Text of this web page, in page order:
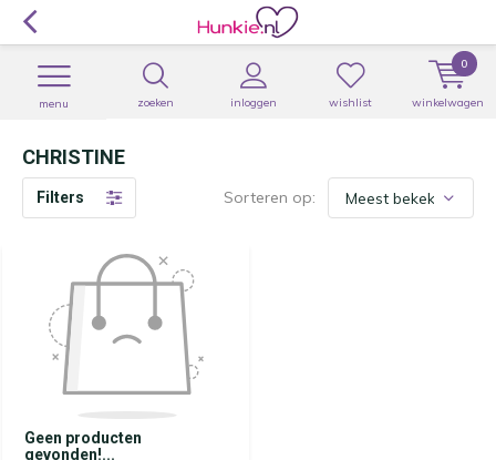
zoeken inloggen
menu wishlist winkelwagen
0
CHRISTINE
Filters Sorteren op:
Geen producten
gevonden!...